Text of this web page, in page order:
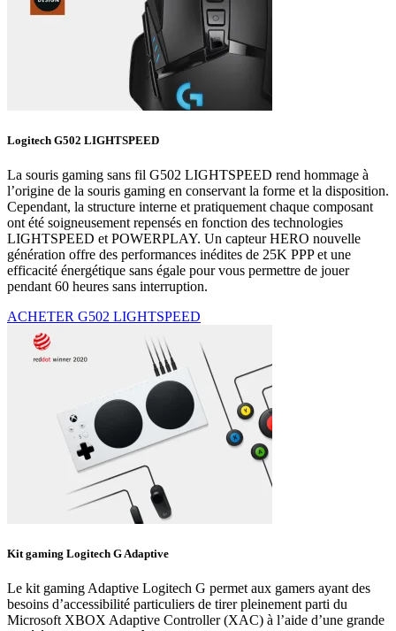
Logitech G502 LIGHTSPEED
La souris gaming sans fil G502 LIGHTSPEED rend hommage à
l’origine de la souris gaming en conservant la forme et la disposition.
Cependant, la structure interne et pratiquement chaque composant
ont été soigneusement repensés en fonction des technologies
LIGHTSPEED et POWERPLAY. Un capteur HERO nouvelle
génération offre des performances inédites de 25K PPP et une
efficacité énergétique sans égale pour vous permettre de jouer
pendant 60 heures sans interruption.
ACHETER G502 LIGHTSPEED
Kit gaming Logitech G Adaptive
Le kit gaming Adaptive Logitech G permet aux gamers ayant des
besoins d’accessibilité particuliers de tirer pleinement parti du
Microsoft XBOX Adaptive Controller (XAC) à l’aide d’une grande